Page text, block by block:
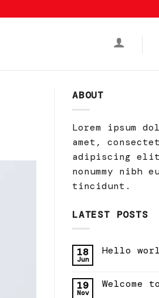
ABOUT
Lorem ipsum
amet,
adipiscing
nonummy nibh
tincidunt.
LATEST POSTS
18
Jun
Hello
19
Nov
Welcome